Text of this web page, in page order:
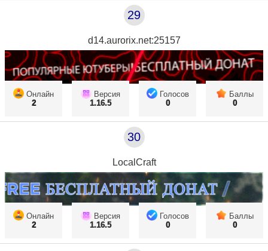
29
d14.aurorix.net:25157
Онлайн
2
Версия
1.16.5
Голосов
0
Баллы
0
30
LocalCraft
Онлайн
2
Версия
1.16.5
Голосов
0
Баллы
0